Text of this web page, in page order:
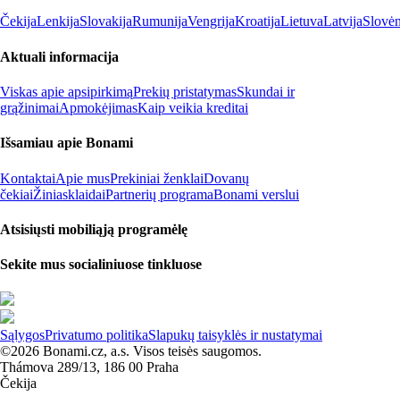
ČekijaLenkijaSlovakijaRumunijaVengrijaKroatijaLietuvaLatvija
Aktuali informacija
Viskas apie apsipirkimąPrekių pristatymasSkundai ir
grąžinimaiApmokėjimasKaip veikia kreditai
Išsamiau apie Bonami
KontaktaiApie musPrekiniai ženklaiDovanų
čekiaiŽiniasklaidaiPartnerių programaBonami verslui
Atsisiųsti mobiliąją programėlę
Sekite mus socialiniuose tinkluose
SąlygosPrivatumo politikaSlapukų taisyklės ir nustatymai
©2026 Bonami.cz, a.s. Visos teisės saugomos.
Thámova 289/13, 186 00 Praha
Čekija